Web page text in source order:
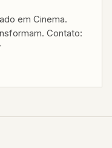
em Cinema.
Contato: